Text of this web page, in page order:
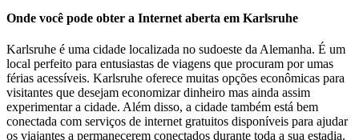
Onde você pode obter a Internet aberta em Karlsruhe
Karlsruhe é uma cidade localizada no sudoeste da Alemanha. É um
local perfeito para entusiastas de viagens que procuram por umas
férias acessíveis. Karlsruhe oferece muitas opções econômicas para
visitantes que desejam economizar dinheiro mas ainda assim
experimentar a cidade. Além disso, a cidade também está bem
conectada com serviços de internet gratuitos disponíveis para ajudar
os viajantes a permanecerem conectados durante toda a sua estadia.